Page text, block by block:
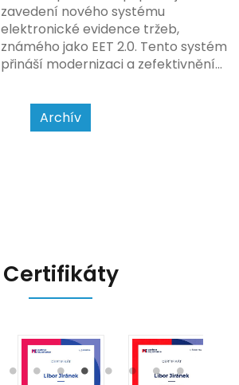
povahy podnikatelské činnosti a
způsobu interakce se
zákazníkem.
zavedení nového systému
elektronické evidence tržeb,
známého jako EET 2.0. Tento systém
přináší modernizaci a zefektivnění
usnadnit život podnikatelům i
kontrolním orgánům. Podívejme se
na hlavní změny, které EET 2.0
Archív
Certifikáty